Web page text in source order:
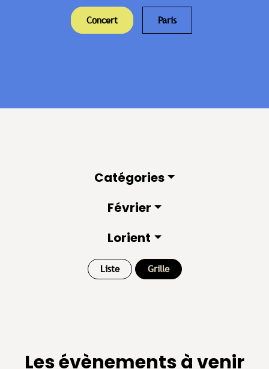
Concert Paris
Catégories
Février
Lorient
Liste Grille
Les évènements à venir